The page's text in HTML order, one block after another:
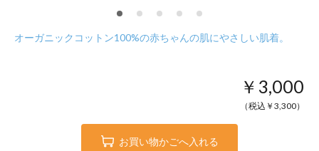
オーガニックコットン100%の赤ちゃんの肌にやさしい肌着。
￥3,000
（税込￥ 3,300）
お買い物かごへ入れる